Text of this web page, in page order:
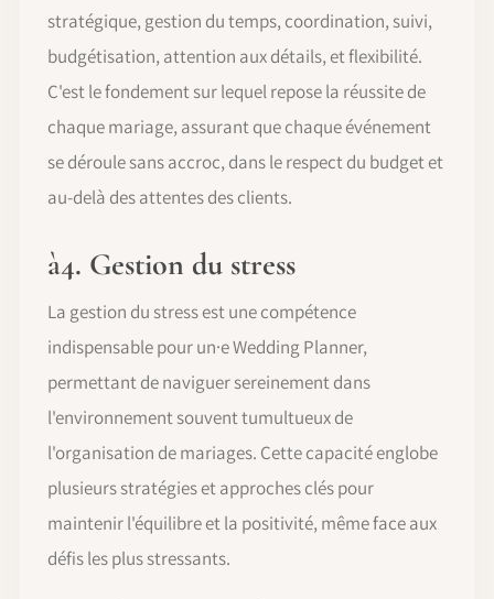
stratégique, gestion du temps, coordination, suivi,
budgétisation, attention aux détails, et flexibilité.
C'est le fondement sur lequel repose la réussite de
chaque mariage, assurant que chaque événement
se déroule sans accroc, dans le respect du budget et
au-delà des attentes des clients.
à4. Gestion du stress
La gestion du stress est une compétence
indispensable pour un·e Wedding Planner,
permettant de naviguer sereinement dans
l'environnement souvent tumultueux de
l'organisation de mariages. Cette capacité englobe
plusieurs stratégies et approches clés pour
maintenir l'équilibre et la positivité, même face aux
défis les plus stressants.